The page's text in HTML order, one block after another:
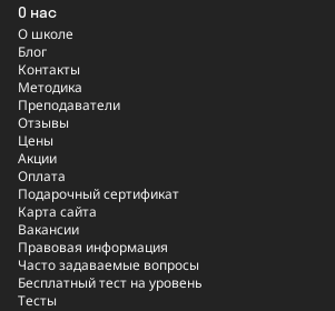
О нас
О школе
Блог
Контакты
Методика
Преподаватели
Отзывы
Цены
Акции
Оплата
Подарочный сертификат
Карта сайта
Вакансии
Правовая информация
Часто задаваемые вопросы
Бесплатный тест на уровень
Тесты